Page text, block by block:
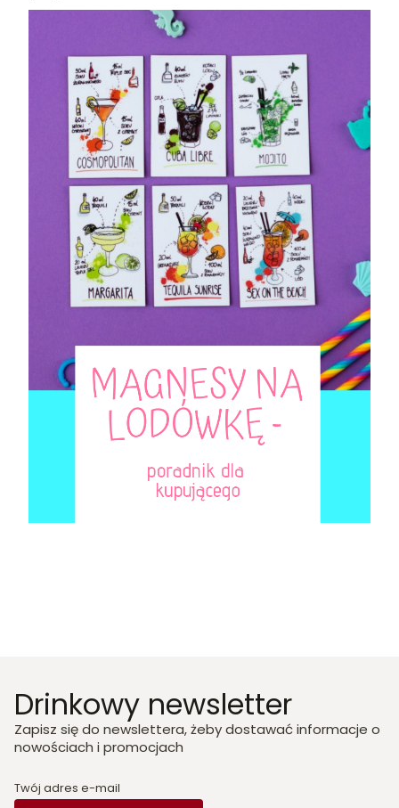
Drinkowy newsletter
Zapisz się do newslettera, żeby dostawać informacje o
nowościach i promocjach
Twój adres e-mail